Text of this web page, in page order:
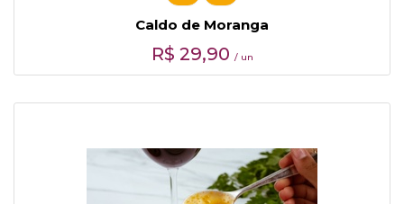
Caldo de Moranga
R$ 29,90 / un